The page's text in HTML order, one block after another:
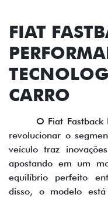
FIAT
CARRO
O Fiat Fastback
revolucionar o
veículo traz
apostando em um
equilíbrio perfeito
disso, o modelo